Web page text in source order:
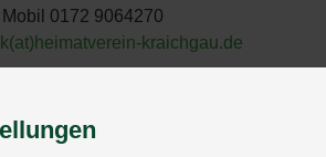
| Mobil 0172 9064270
kraichgau.de